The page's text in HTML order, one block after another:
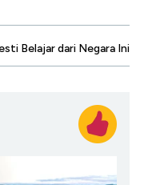
Belajar dari Negara Ini